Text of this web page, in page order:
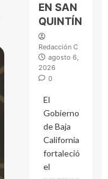
EN SAN
QUINTÍN
Redacción C
agosto 6,
2026
0
El
Gobierno
de Baja
California
fortaleció
el